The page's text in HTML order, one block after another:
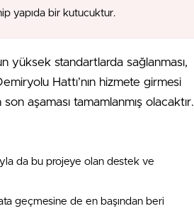
yapıda bir kutucuktur.
yüksek standartlarda sağlanması,
Hattı’nın hizmete girmesi
aşaması tamamlanmış olacaktır.
da bu projeye olan destek ve
geçmesine de en başından beri